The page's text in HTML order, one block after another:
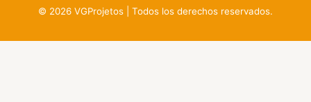
© 2026 VGProjetos | Todos los derechos reservados.